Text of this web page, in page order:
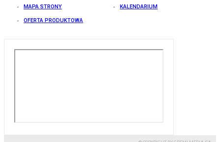
MAPA STRONY KALENDARIUM
OFERTA PRODUKTOWA